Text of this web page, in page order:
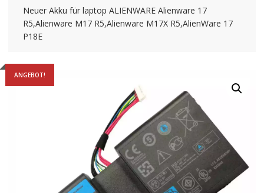
Neuer Akku für laptop ALIENWARE Alienware 17
R5,Alienware M17 R5,Alienware M17X R5,AlienWare 17
P18E
ANGEBOT!